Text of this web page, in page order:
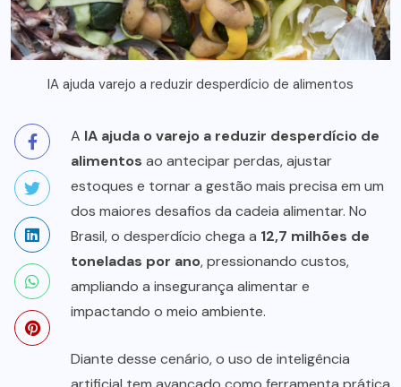
IA ajuda varejo a reduzir desperdício de alimentos
A IA ajuda o varejo a reduzir desperdício de
alimentos ao antecipar perdas, ajustar
estoques e tornar a gestão mais precisa em um
dos maiores desafios da cadeia alimentar. No
Brasil, o desperdício chega a 12,7 milhões de
toneladas por ano, pressionando custos,
ampliando a insegurança alimentar e
impactando o meio ambiente.
Diante desse cenário, o uso de inteligência